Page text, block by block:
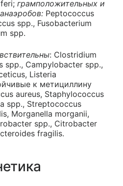
грамположительных и
Peptococcus
spp., Fusobacterium
spp.
: Clostridium
spp., Campylobacter spp.,
Listeria
к метициллину
aureus, Staphylococcus
spp., Streptococcus
Morganella morganii,
spp., Citrobacter
fragilis.